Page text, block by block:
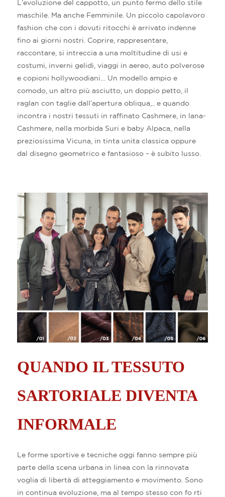
L’evoluzione del cappotto, un punto fermo dello stile
maschile. Ma anche Femminile. Un piccolo capolavoro
fashion che con i dovuti ritocchi è arrivato indenne
fino ai giorni nostri. Coprire, rappresentare,
raccontare, si intreccia a una moltitudine di usi e
costumi, inverni gelidi, viaggi in aereo, auto polverose
e copioni hollywoodiani… Un modello ampio e
comodo, un altro più asciutto, un doppio petto, il
raglan con taglie dall’apertura obliqua,.. e quando
incontra i nostri tessuti in raffinato Cashmere, in lana-
Cashmere, nella morbida Suri e baby Alpaca, nella
preziosissima Vicuna, in tinta unita classica oppure
dal disegno geometrico e fantasioso – è subito lusso.
QUANDO IL TESSUTO
SARTORIALE DIVENTA
INFORMALE
Le forme sportive e tecniche oggi fanno sempre più
parte della scena urbana in linea con la rinnovata
voglia di libertà di atteggiamento e movimento. Sono
in continua evoluzione, ma al tempo stesso con fo rti